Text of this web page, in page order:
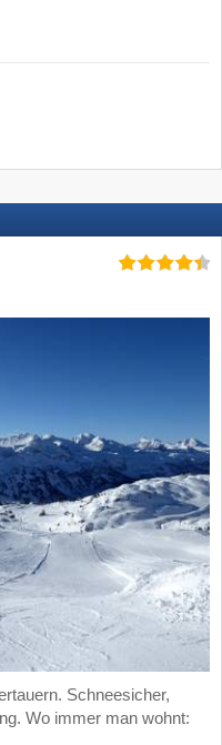
Schneesicher,
Wo immer man wohnt: